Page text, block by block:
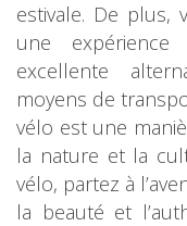
estivale. De plus,
une
excellente
moyens de
vélo est une
la nature et la
vélo, partez à
la beauté et